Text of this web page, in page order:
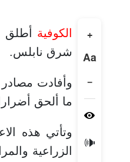
+
Aa
−
🔊
الكوفية أطلق
شرق نابلس.
وأفادت
ما ألحق
وتأتي هذه
الزراعية